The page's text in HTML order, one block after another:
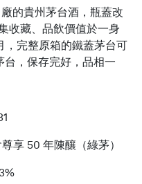
的貴州茅台酒，瓶蓋改
收藏、品飲價值於一身
，完整原箱的鐵蓋茅台可
，保存完好，品相一
享 50 年陳釀（綠茅）